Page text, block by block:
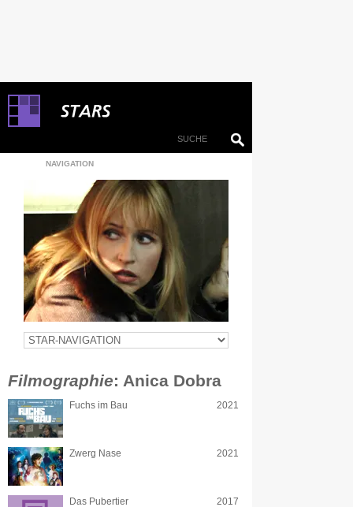
NAVIGATION
Filmographie: Anica Dobra
Fuchs im Bau 2021
Zwerg Nase 2021
Das Pubertier 2017